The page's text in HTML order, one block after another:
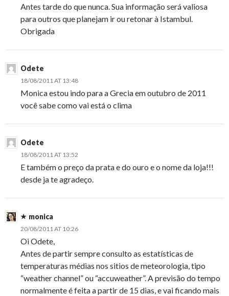
Antes tarde do que nunca. Sua informação será valiosa
para outros que planejam ir ou retonar à Istambul.
Obrigada
Odete
18/08/2011 AT 13:48
Monica estou indo para a Grecia em outubro de 2011
você sabe como vai está o clima
Odete
18/08/2011 AT 13:52
E também o preço da prata e do ouro e o nome da loja!!!
desde ja te agradeço.
monica
20/08/2011 AT 10:26
Oi Odete,
Antes de partir sempre consulto as estatísticas de
temperaturas médias nos sitios de meteorologia, tipo
“weather channel” ou “accuweather”. A previsão do tempo
normalmente é feita a partir de 15 dias, e vai ficando mais